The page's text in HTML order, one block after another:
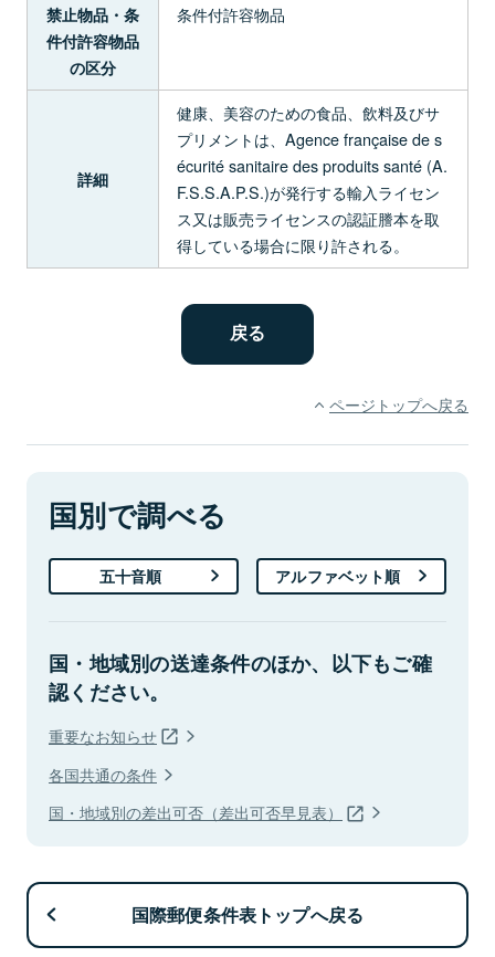
禁止物品・条
件付許容物品
の区分
条件付許容物品
詳細
健康、美容のための食品、飲料及びサ
プリメントは、Agence française de s
écurité sanitaire des produits santé (A.
F.S.S.A.P.S.)が発行する輸入ライセン
ス又は販売ライセンスの認証謄本を取
得している場合に限り許される。
ページトップへ戻る
国別で調べる
五十音順 アルファベット順
国・地域別の送達条件のほか、以下もご確
認ください。
重要なお知らせ
各国共通の条件
国・地域別の差出可否（差出可否早見表）
国際郵便条件表トップへ戻る